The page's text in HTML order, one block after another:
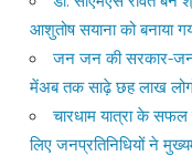
आशुतोष सयाना को बनाया
जन जन की सरकार-जन
मेंअब तक साढ़े छह लाख
चारधाम यात्रा के
लिए जनप्रतिनिधियों ने